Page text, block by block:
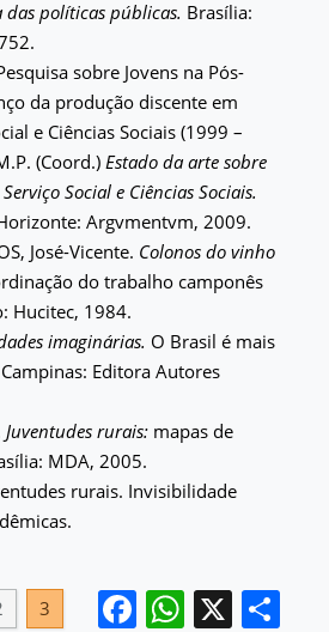
políticas públicas. Brasília:
sobre Jovens na Pós-
da produção discente em
e Ciências Sociais (1999 –
(Coord.) Estado da arte sobre
Social e Ciências Sociais.
Argvmentvm, 2009.
José-Vicente. Colonos do vinho
do trabalho camponês
Hucitec, 1984.
imaginárias. O Brasil é mais
Editora Autores
Juventudes rurais: mapas de
MDA, 2005.
rurais. Invisibilidade
Facebook
X
3